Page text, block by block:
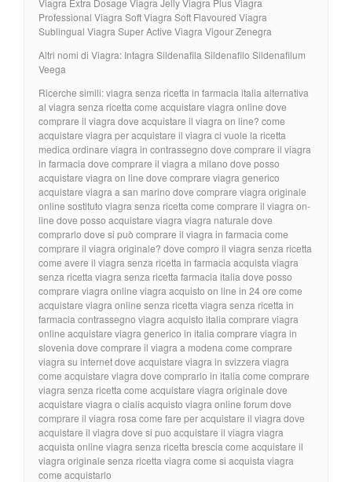
Professional Viagra Soft Viagra Soft Flavoured Viagra
Sublingual Viagra Super Active Viagra Vigour Zenegra
Altri nomi di Viagra: Intagra Sildenafila Sildenafilo Sildenafilum
Veega
Ricerche simili: viagra senza ricetta in farmacia italia alternativa
al viagra senza ricetta come acquistare viagra online dove
comprare il viagra dove acquistare il viagra on line? come
acquistare viagra per acquistare il viagra ci vuole la ricetta
medica ordinare viagra in contrassegno dove comprare il viagra
in farmacia dove comprare il viagra a milano dove posso
acquistare viagra on line dove comprare viagra generico
acquistare viagra a san marino dove comprare viagra originale
online sostituto viagra senza ricetta come comprare il viagra on-
line dove posso acquistare viagra viagra naturale dove
comprarlo dove si può comprare il viagra in farmacia come
comprare il viagra originale? dove compro il viagra senza ricetta
come avere il viagra senza ricetta in farmacia acquista viagra
senza ricetta viagra senza ricetta farmacia italia dove posso
comprare viagra online viagra acquisto on line in 24 ore come
acquistare viagra online senza ricetta viagra senza ricetta in
farmacia contrassegno viagra acquisto italia comprare viagra
online acquistare viagra generico in italia comprare viagra in
slovenia dove comprare il viagra a modena come comprare
viagra su internet dove acquistare viagra in svizzera viagra
come acquistare viagra dove comprarlo in italia come comprare
viagra senza ricetta come acquistare viagra originale dove
acquistare viagra o cialis acquisto viagra online forum dove
comprare il viagra rosa come fare per acquistare il viagra dove
acquistare il viagra dove si puo acquistare il viagra viagra
acquista online viagra senza ricetta brescia come acquistare il
viagra originale senza ricetta viagra come si acquista viagra
come acquistarlo